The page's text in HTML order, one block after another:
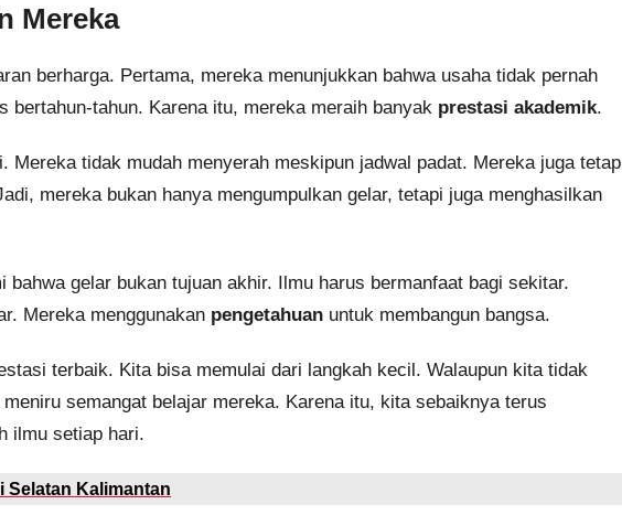
Mereka
berharga. Pertama, mereka menunjukkan bahwa usaha tidak pernah
bertahun-tahun. Karena itu, mereka meraih banyak prestasi akademik.
Mereka tidak mudah menyerah meskipun jadwal padat. Mereka juga tetap
mereka bukan hanya mengumpulkan gelar, tetapi juga menghasilkan
gelar bukan tujuan akhir. Ilmu harus bermanfaat bagi sekitar.
Mereka menggunakan pengetahuan untuk membangun bangsa.
terbaik. Kita bisa memulai dari langkah kecil. Walaupun kita tidak
semangat belajar mereka. Karena itu, kita sebaiknya terus
ilmu setiap hari.
Selatan Kalimantan